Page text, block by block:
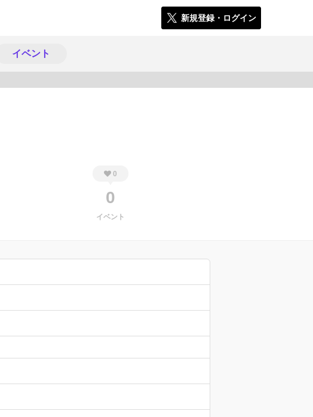
新規登録・ログイン
イベント
0
0
イベント